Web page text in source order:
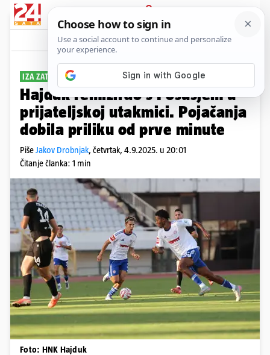
PRIJAVA
Sport Komentari
IZA ZATVORENIH VRATA
Hajduk remizirao s Posušjem u
prijateljskoj utakmici. Pojačanja
dobila priliku od prve minute
PišeJakov Drobnjak, četvrtak, 4.9.2025. u 20:01
Čitanje članka: 1 min
Foto: HNK Hajduk